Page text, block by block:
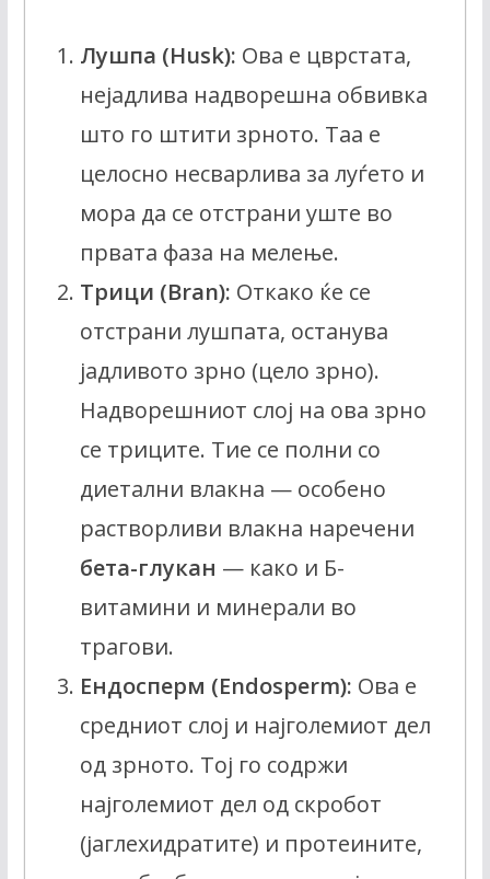
Лушпа (Husk): Ова е цврстата,
нејадлива надворешна обвивка
што го штити зрното. Таа е
целосно несварлива за луѓето и
мора да се отстрани уште во
првата фаза на мелење.
Трици (Bran): Откако ќе се
отстрани лушпата, останува
јадливото зрно (цело зрно).
Надворешниот слој на ова зрно
се триците. Тие се полни со
диетални влакна — особено
растворливи влакна наречени
бета-глукан — како и Б-
витамини и минерали во
трагови.
Ендосперм (Endosperm): Ова е
средниот слој и најголемиот дел
од зрното. Тој го содржи
најголемиот дел од скробот
(јаглехидратите) и протеините,